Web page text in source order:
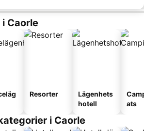
Caorle
Resorter
Lägenhets
hotell
ats
i Caorle